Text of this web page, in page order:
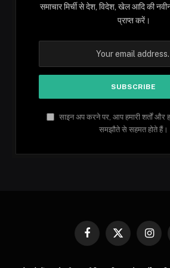
समाचार मिर्ची से देश, विदेश, खेल आदि की
प्राप्त करें।
साइन अप करने पर, आप हमारी शर्तों और
समझौते से सहमत होते हैं।
Facebook
X